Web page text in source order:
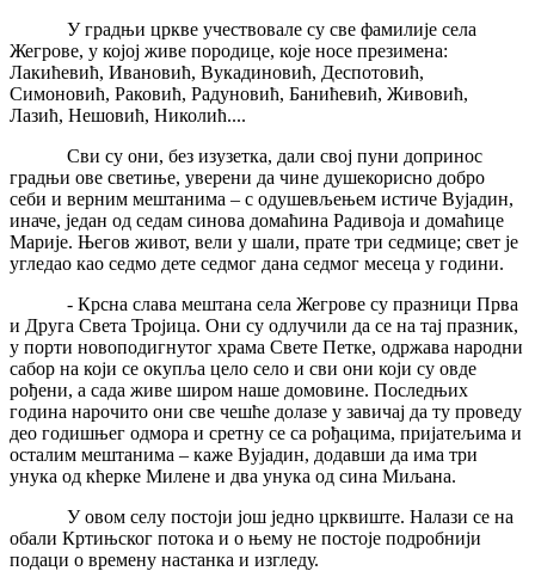
У градњи цркве учествовале су све фамилије села
Жегрове, у којој живе породице, које носе презимена:
Лакићевић, Ивановић, Вукадиновић, Деспотовић,
Симоновић, Раковић, Радуновић, Банићевић, Живовић,
Лазић, Нешовић, Николић....
Сви су они, без изузетка, дали свој пуни допринос
градњи ове светиње, уверени да чине душекорисно добро
себи и верним мештанима – с одушевљењем истиче Вујадин,
иначе, један од седам синова домаћина Радивоја и домаћице
Марије. Његов живот, вели у шали, прате три седмице; свет је
угледао као седмо дете седмог дана седмог месеца у години.
- Крсна слава мештана села Жегрове су празници Прва
и Друга Света Тројица. Они су одлучили да се на тај празник,
у порти новоподигнутог храма Свете Петке, одржава народни
сабор на који се окупља цело село и сви они који су овде
рођени, а сада живе широм наше домовине. Последњих
година нарочито они све чешће долазе у завичај да ту проведу
део годишњег одмора и сретну се са рођацима, пријатељима и
осталим мештанима – каже Вујадин, додавши да има три
унука од кћерке Милене и два унука од сина Миљана.
У овом селу постоји још једно црквиште. Налази се на
обали Кртињског потока и о њему не постоје подробнији
подаци о времену настанка и изгледу.